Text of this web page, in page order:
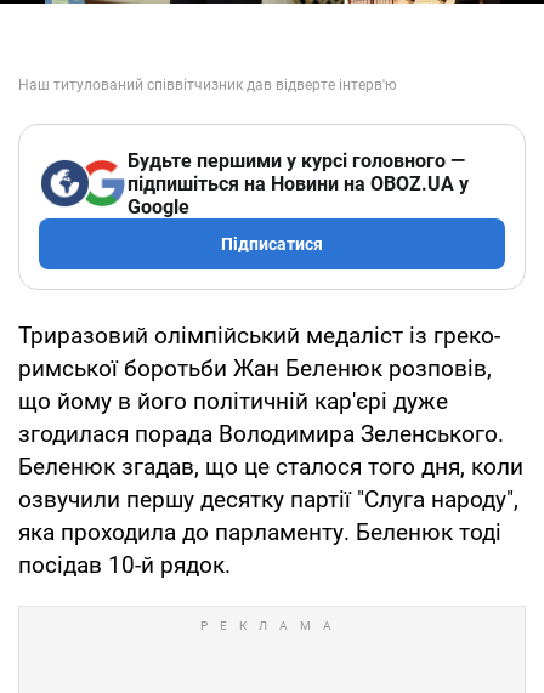
Будьте першими у курсі головного —
підпишіться на Новини на OBOZ.UA у
Google
Підписатися
Триразовий олімпійський медаліст із греко-
римської боротьби Жан Беленюк розповів,
що йому в його політичній кар'єрі дуже
згодилася порада Володимира Зеленського.
Беленюк згадав, що це сталося того дня, коли
озвучили першу десятку партії "Слуга народу",
яка проходила до парламенту. Беленюк тоді
посідав 10-й рядок.